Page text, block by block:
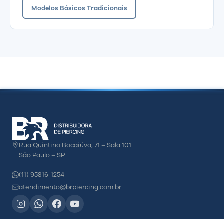
Modelos Básicos Tradicionais
Rua Quintino Bocaiúva, 71 – Sala 101
São Paulo – SP
(11) 95816-1254
atendimento@brpiercing.com.br